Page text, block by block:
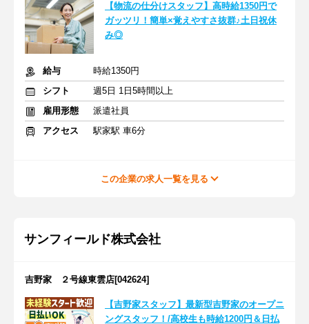
【物流の仕分けスタッフ】高時給1350円で
ガッツリ！簡単×覚えやすさ抜群♪土日祝休
み◎
給与
時給1350円
シフト
週5日 1日5時間以上
雇用形態
派遣社員
アクセス
駅家駅 車6分
この企業の求人一覧を見る
サンフィールド株式会社
吉野家 ２号線東雲店[042624]
【吉野家スタッフ】最新型吉野家のオープニ
ングスタッフ！/高校生も時給1200円＆日払